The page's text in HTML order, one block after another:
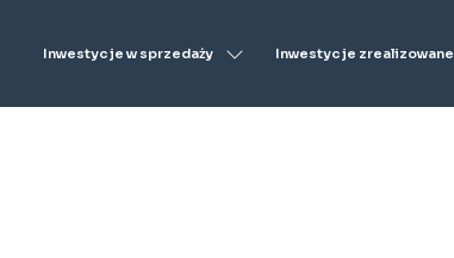
Inwestycje w sprzedaży Inwestycje zrealizowane